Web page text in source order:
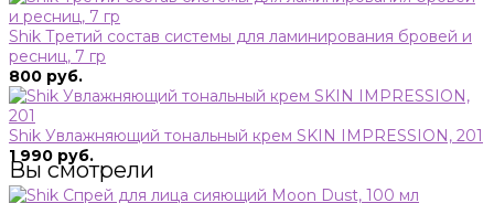
Shik Третий состав системы для ламинирования бровей и
ресниц, 7 гр
800 руб.
Shik Увлажняющий тональный крем SKIN IMPRESSION, 201
1 990 руб.
Вы смотрели